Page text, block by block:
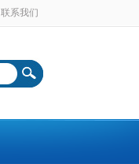
联系我们